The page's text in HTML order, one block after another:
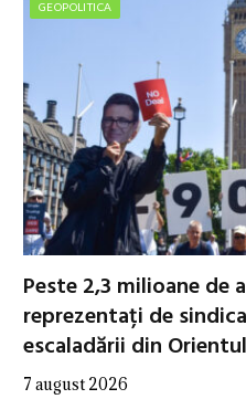
GEOPOLITICA
Peste 2,3 milioane de
reprezentați de
escaladării din
7 august 2026